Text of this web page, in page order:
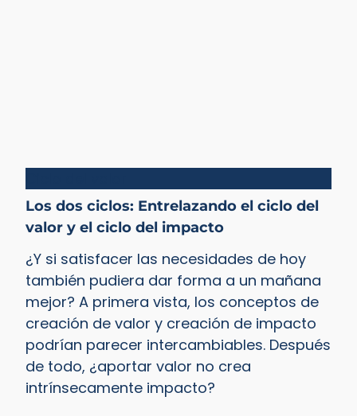
Los dos ciclos: Entrelazando el ciclo del
valor y el ciclo del impacto
¿Y si satisfacer las necesidades de hoy
también pudiera dar forma a un mañana
mejor? A primera vista, los conceptos de
creación de valor y creación de impacto
podrían parecer intercambiables. Después
de todo, ¿aportar valor no crea
intrínsecamente impacto?